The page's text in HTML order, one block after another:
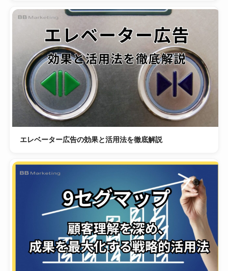
エレベーター広告の効果と活用法を徹底解説